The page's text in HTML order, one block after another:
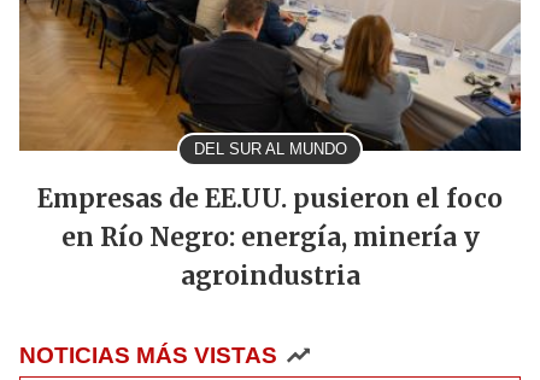
DEL SUR AL MUNDO
Empresas de EE.UU. pusieron el foco
en Río Negro: energía, minería y
agroindustria
NOTICIAS MÁS VISTAS